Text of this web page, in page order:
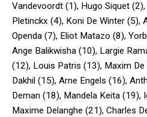
Vandevoordt (1), Hugo Siquet
Pletinckx (4), Koni De Winter (5),
Openda (7), Eliot Matazo (8),
Ange Balikwisha (10), Largie
(12), Louis Patris (13), Maxim
Dakhil (15), Arne Engels (16),
Deman (18), Mandela Keita (19),
Maxime Delanghe (21), Charles